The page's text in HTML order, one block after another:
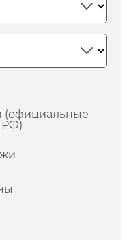
(официальные
РФ)